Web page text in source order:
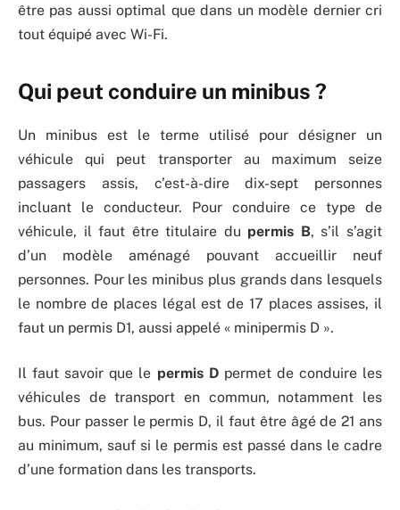
être pas aussi optimal que dans un modèle dernier cri
tout équipé avec Wi-Fi.
Qui peut conduire un minibus ?
Un minibus est le terme utilisé pour désigner un
véhicule qui peut transporter au maximum seize
passagers assis, c’est-à-dire dix-sept personnes
incluant le conducteur. Pour conduire ce type de
véhicule, il faut être titulaire du permis B, s’il s’agit
d’un modèle aménagé pouvant accueillir neuf
personnes. Pour les minibus plus grands dans lesquels
le nombre de places légal est de 17 places assises, il
faut un permis D1, aussi appelé « minipermis D ».
Il faut savoir que le permis Dpermet de conduire les
véhicules de transport en commun, notamment les
bus. Pour passer le permis D, il faut être âgé de 21 ans
au minimum, sauf si le permis est passé dans le cadre
d’une formation dans les transports.